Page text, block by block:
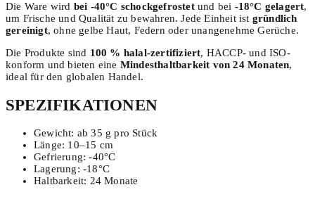
Die Ware wird bei -40°C schockgefrostetund bei -18°C gelagert,
um Frische und Qualität zu bewahren. Jede Einheit ist gründlich
gereinigt, ohne gelbe Haut, Federn oder unangenehme Gerüche.
Die Produkte sind 100 % halal-zertifiziert, HACCP- und ISO-
konform und bieten eine Mindesthaltbarkeit von 24 Monaten,
ideal für den globalen Handel.
SPEZIFIKATIONEN
Gewicht: ab 35 g pro Stück
Länge: 10–15 cm
Gefrierung: -40°C
Lagerung: -18°C
Haltbarkeit: 24 Monate